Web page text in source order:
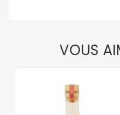
VOUS